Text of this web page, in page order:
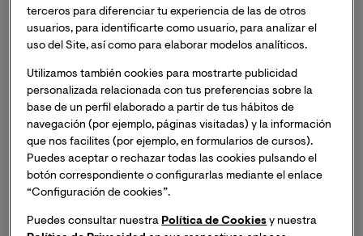
Unión Europea. Es importantísimo escuchar.
de la realidad en la que todos vivimos. La Unión
Europea no reemplaza a los Estados miembros, todo lo
contrario, la Unión crea un marco común de
convivencia orientado a preservar las particularidades
de cada uno de sus miembros. Eso es lo bonito de la
Unión Europea, que no tiene vocación de reemplazar
sino de preservar la cultura de cada uno de sus
miembros, de forma que todos podamos disfrutar de su
terceros para diferenciar tu experiencia de las de otros
usuarios, para identificarte como usuario, para analizar el
uso del Site, así como para elaborar modelos analíticos.
Utilizamos también cookies para mostrarte publicidad
personalizada relacionada con tus preferencias sobre la
base de un perfil elaborado a partir de tus hábitos de
navegación (por ejemplo, páginas visitadas) y la información
que nos facilites (por ejemplo, en formularios de cursos).
Puedes aceptar o rechazar todas las cookies pulsando el
botón correspondiente o configurarlas mediante el enlace
“Configuración de cookies”.
Puedes consultar nuestra Política de Cookies y nuestra